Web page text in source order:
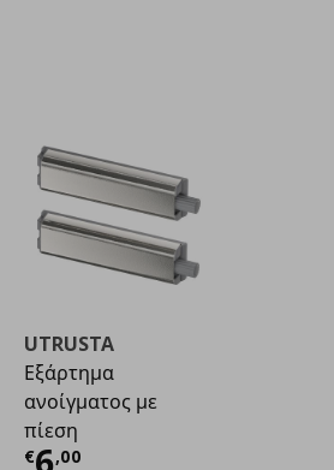
€ 15,00
UTRUSTA
Εξάρτημα
ανοίγματος με
πίεση
€ ,00
Τρέχουσα τιμή